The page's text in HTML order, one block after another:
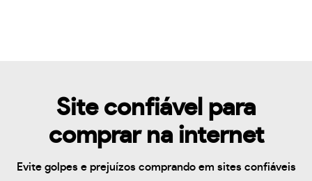
Site confiável para
comprar na internet
Evite golpes e prejuízos comprando em sites confiáveis